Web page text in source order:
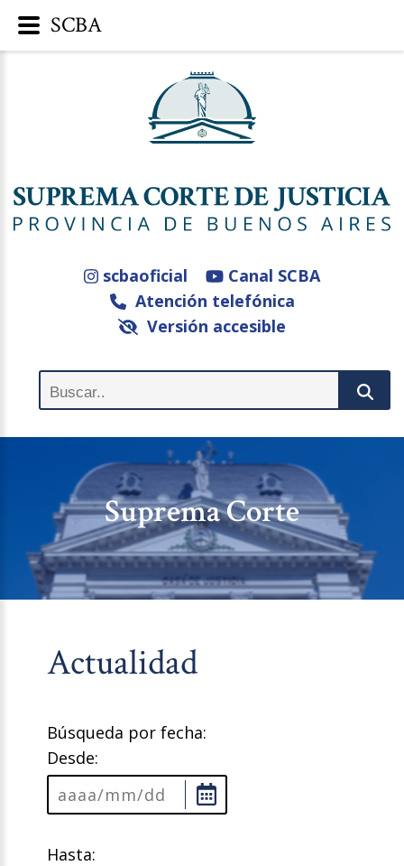
scbaoficial
Canal SCBA
Atención telefónica
Versión accesible
Suprema Corte
Actualidad
Búsqueda por fecha:
Desde:
Hasta:
SCBA